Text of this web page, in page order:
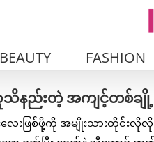
BEAUTY FASHION
နည်းတဲ့ အကျင့်တစ်ချို့
ေးဖြစ်ဖို့ကို အမျိုးသားတိုင်းလို